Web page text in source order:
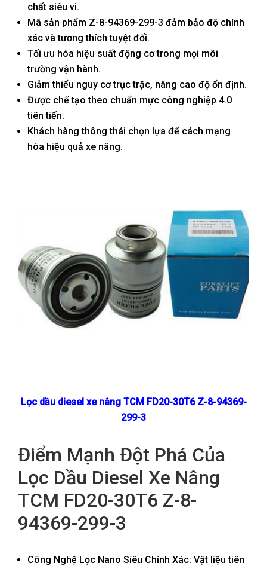
chất siêu vi.
Mã sản phẩm Z-8-94369-299-3 đảm bảo độ chính
xác và tương thích tuyệt đối.
Tối ưu hóa hiệu suất động cơ trong mọi môi
trường vận hành.
Giảm thiểu nguy cơ trục trặc, nâng cao độ ổn định.
Được chế tạo theo chuẩn mực công nghiệp 4.0
tiên tiến.
Khách hàng thông thái chọn lựa để cách mạng
hóa hiệu quả xe nâng.
Lọc dầu diesel xe nângTCM FD20-30T6 Z-8-94369-
299-3
Điểm Mạnh Đột Phá Của
Lọc Dầu Diesel Xe Nâng
TCM FD20-30T6 Z-8-
94369-299-3
Công Nghệ Lọc Nano Siêu Chính Xác: Vật liệu tiên